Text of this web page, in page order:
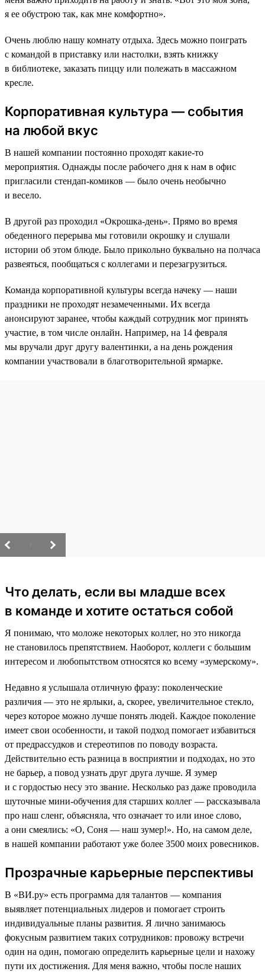
я ее обустрою так, как мне комфортно».
Очень люблю нашу комнату отдыха. Здесь можно поиграть
с командой в приставку или настолки, взять книжку
в библиотеке, заказать пиццу или полежать в массажном
кресле.
Корпоративная культура — события
на любой вкус
В нашей компании постоянно проходят какие-то
мероприятия. Однажды после рабочего дня к нам в офис
пригласили стендап-комиков — было очень необычно
и весело.
В другой раз проходил «Окрошка-день». Прямо во время
обеденного перерыва мы готовили окрошку и слушали
истории об этом блюде. Было прикольно буквально на полчаса
развеяться, пообщаться с коллегами и перезагрузиться.
Команда корпоративной культуры всегда начеку — наши
праздники не проходят незамеченными. Их всегда
анонсируют заранее, чтобы каждый сотрудник мог принять
участие, в том числе онлайн. Например, на 14 февраля
мы вручали друг другу валентинки, а на день рождения
компании участвовали в благотворительной ярмарке.
Что делать, если вы младше всех
в команде и хотите остаться собой
Я понимаю, что моложе некоторых коллег, но это никогда
не становилось препятствием. Наоборот, коллеги с большим
интересом и любопытством относятся ко всему «зумерскому».
Недавно я услышала отличную фразу: поколенческие
различия — это не ярлыки, а, скорее, увеличительное стекло,
через которое можно лучше понять людей. Каждое поколение
имеет свои особенности, и такой подход помогает избавиться
от предрассудков и стереотипов по поводу возраста.
Действительно есть разница в восприятии и подходах, но это
не барьер, а повод узнать друг друга лучше. Я зумер
и с гордостью несу это звание. Несколько раз даже проводила
шуточные мини-обучения для старших коллег — рассказывала
про наш сленг, объясняла, что означает то или иное слово,
а они смеялись: «О, Соня — наш зумер!». Но, на самом деле,
в нашей компании работают уже более 3500 моих ровесников.
Прозрачные карьерные перспективы
В «ВИ.ру» есть программа для талантов — компания
выявляет потенциальных лидеров и помогает строить
индивидуальные планы развития. Я лично занимаюсь
фокусным развитием таких сотрудников: провожу встречи
один на один, помогаю определить карьерные цели и нахожу
пути их достижения. Для меня важно, чтобы после наших